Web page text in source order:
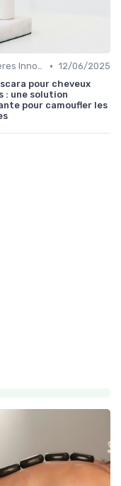
Dernières Innovations • 12/06/2025
pour cheveux
: une solution
pour camoufler les